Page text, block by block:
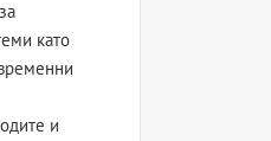
като
и